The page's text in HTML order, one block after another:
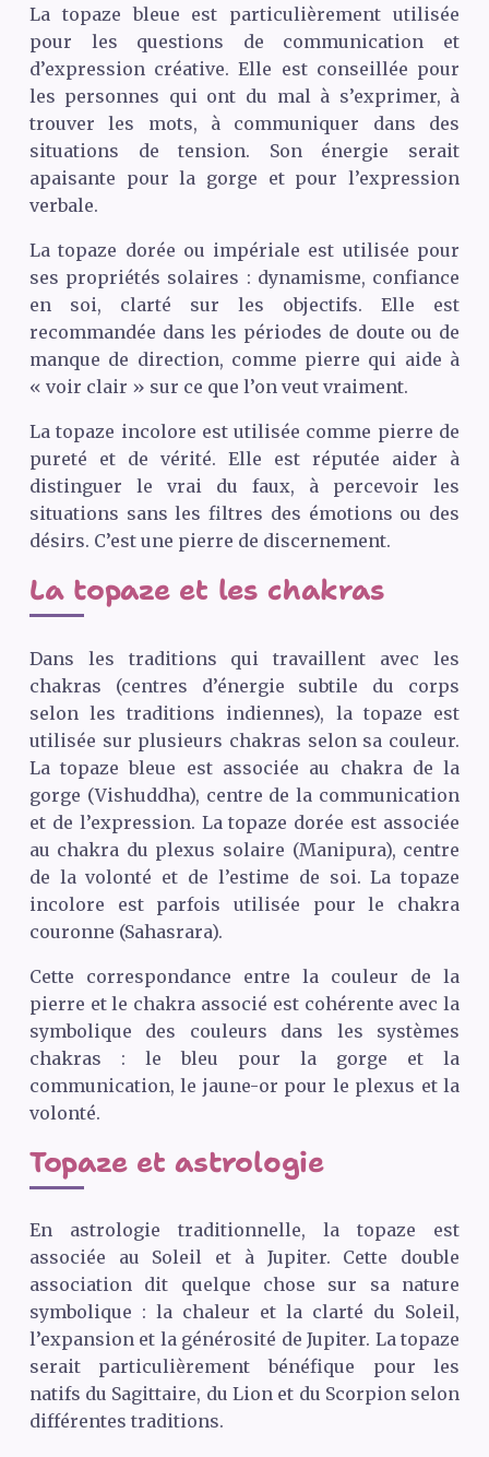
La topaze bleue est particulièrement utilisée
pour les questions de communication et
d’expression créative. Elle est conseillée pour
les personnes qui ont du mal à s’exprimer, à
trouver les mots, à communiquer dans des
situations de tension. Son énergie serait
apaisante pour la gorge et pour l’expression
verbale.
La topaze dorée ou impériale est utilisée pour
ses propriétés solaires : dynamisme, confiance
en soi, clarté sur les objectifs. Elle est
recommandée dans les périodes de doute ou de
manque de direction, comme pierre qui aide à
« voir clair » sur ce que l’on veut vraiment.
La topaze incolore est utilisée comme pierre de
pureté et de vérité. Elle est réputée aider à
distinguer le vrai du faux, à percevoir les
situations sans les filtres des émotions ou des
désirs. C’est une pierre de discernement.
La topaze et les chakras
Dans les traditions qui travaillent avec les
chakras (centres d’énergie subtile du corps
selon les traditions indiennes), la topaze est
utilisée sur plusieurs chakras selon sa couleur.
La topaze bleue est associée au chakra de la
gorge (Vishuddha), centre de la communication
et de l’expression. La topaze dorée est associée
au chakra du plexus solaire (Manipura), centre
de la volonté et de l’estime de soi. La topaze
incolore est parfois utilisée pour le chakra
couronne (Sahasrara).
Cette correspondance entre la couleur de la
pierre et le chakra associé est cohérente avec la
symbolique des couleurs dans les systèmes
chakras : le bleu pour la gorge et la
communication, le jaune-or pour le plexus et la
volonté.
Topaze et astrologie
En astrologie traditionnelle, la topaze est
associée au Soleil et à Jupiter. Cette double
association dit quelque chose sur sa nature
symbolique : la chaleur et la clarté du Soleil,
l’expansion et la générosité de Jupiter. La topaze
serait particulièrement bénéfique pour les
natifs du Sagittaire, du Lion et du Scorpion selon
différentes traditions.